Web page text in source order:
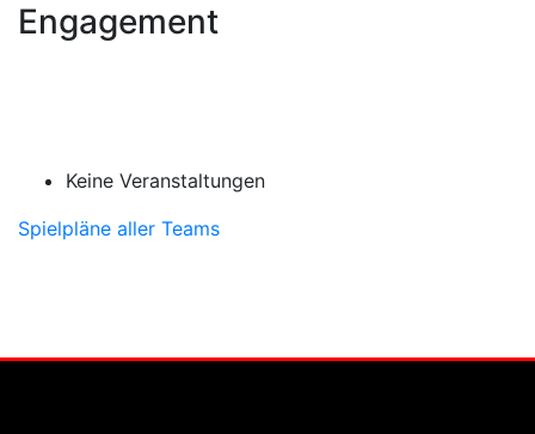
Engagement
Keine Veranstaltungen
Spielpläne aller Teams